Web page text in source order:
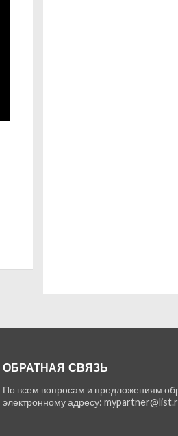
ОБРАТНАЯ СВЯЗЬ
По всем вопросам и предложениям
электронному адресу: